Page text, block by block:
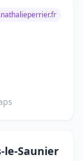
le-Saunier